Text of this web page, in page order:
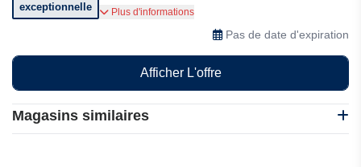
Magasins similaires
exceptionnelle
Vous pouvez également vous procurer les
cartes-cadeaux chez Aveda.
Plus d'informations
Pas de date d'expiration
Afficher L'offre